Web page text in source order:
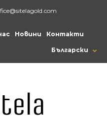
Български
Новини Контакти